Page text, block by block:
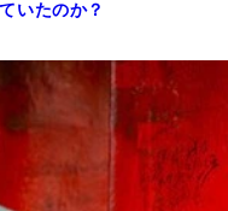
いたのか？